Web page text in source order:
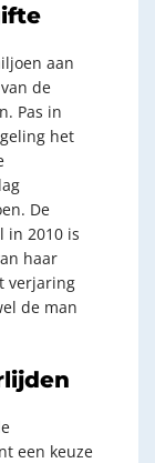
aan
de
Pas in
het
De
in 2010 is
haar
verjaring
de man
een keuze